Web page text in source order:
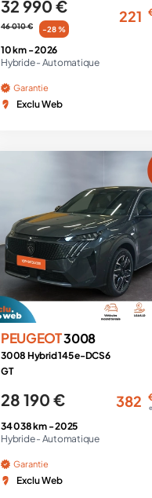
32 990 €
46 010 € -28 %
221
10 km -2026
Hybride - Automatique
Garantie
Exclu Web
PEUGEOT3008
3008 Hybrid 145 e-DCS6
GT
28 190 € 382
34 038 km -2025
Hybride - Automatique
Garantie
Exclu Web